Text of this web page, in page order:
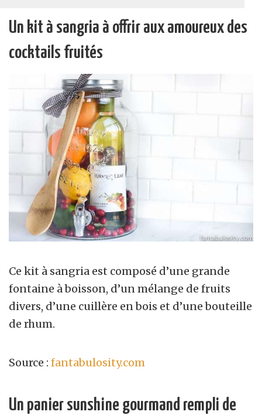
Un kit à sangria à offrir aux amoureux des
cocktails fruités
Ce kit à sangria est composé d’une grande
fontaine à boisson, d’un mélange de fruits
divers, d’une cuillère en bois et d’une bouteille
de rhum.
Source : fantabulosity.com
Un panier sunshine gourmand rempli de